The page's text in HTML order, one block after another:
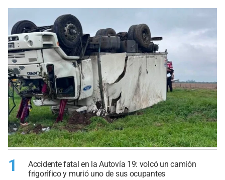
1
Accidente fatal en la Autovía 19: volcó un camión
frigorífico y murió uno de sus ocupantes